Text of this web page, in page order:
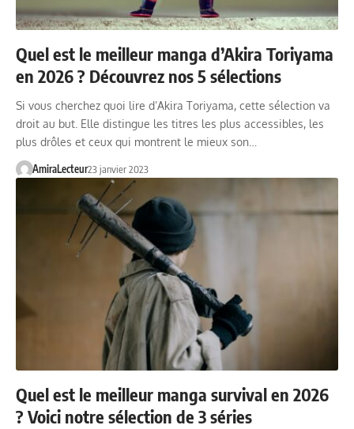
Quel est le meilleur manga d’Akira Toriyama
en 2026 ? Découvrez nos 5 sélections
Si vous cherchez quoi lire d’Akira Toriyama, cette sélection va
droit au but. Elle distingue les titres les plus accessibles, les
plus drôles et ceux qui montrent le mieux son…
AmiraLecteur23 janvier 2023
Quel est le meilleur manga survival en 2026
? Voici notre sélection de 3 séries